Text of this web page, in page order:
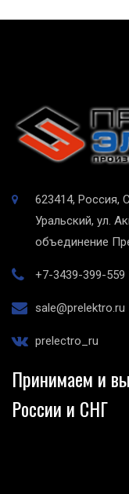
623414, Россия,
Уральский, ул.
объединение
+7-3439-399-559
sale@prelektro.ru
prelectro_ru
Принимаем и
России и СНГ